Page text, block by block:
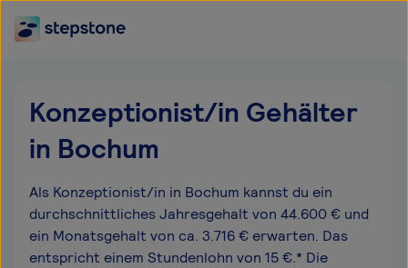
Konzeptionist/in Gehälter
in Bochum
Als Konzeptionist/in in Bochum kannst du ein
durchschnittliches Jahresgehalt von 44.600 € und
ein Monatsgehalt von ca. 3.716 € erwarten. Das
entspricht einem Stundenlohn von 15 €.* Die